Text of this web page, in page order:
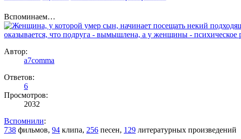
Вспоминаем…
Автор:
a7comma
Ответов:
6
Просмотров:
2032
Вспомнили:
738 фильмов, 94 клипа, 256 песен, 129 литературных произведений